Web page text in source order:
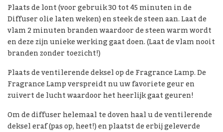
Plaats de lont (voor gebruik 30 tot 45 minuten in de
Diffuser olie laten weken) en steek de steen aan. Laat de
vlam 2 minuten branden waardoor de steen warm wordt
en deze zijn unieke werking gaat doen. (Laat de vlam nooit
branden zonder toezicht!)
Plaats de ventilerende deksel op de Fragrance Lamp. De
Fragrance Lamp verspreidt nu uw favoriete geur en
zuivert de lucht waardoor het heerlijk gaat geuren!
Om de diffuser helemaal te doven haal u de ventilerende
deksel eraf (pas op, heet!) en plaatst de erbij geleverde